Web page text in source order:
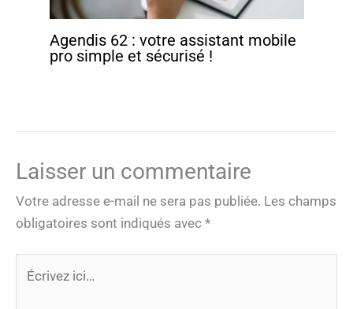
Agendis 62 : votre assistant mobile
pro simple et sécurisé !
Laisser un commentaire
Votre adresse e-mail ne sera pas publiée. Les champs
obligatoires sont indiqués avec *